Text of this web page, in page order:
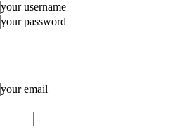
your username
your password
your email